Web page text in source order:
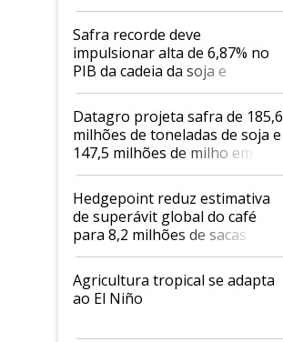
Safra recorde deve
impulsionar alta de 6,87% no
PIB da cadeia da soja e
biodiesel em 2026
Datagro projeta safra de 185,6
milhões de toneladas de soja e
147,5 milhões de milho em
2026/27
Hedgepoint reduz estimativa
de superávit global do café
para 8,2 milhões de sacas
Agricultura tropical se adapta
ao El Niño